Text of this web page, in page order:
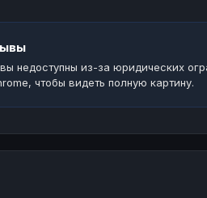
недоступны из-за юридических
чтобы видеть полную картину.